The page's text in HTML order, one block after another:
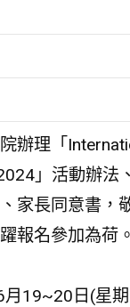
辦理「
」活動辦法
家長同意書，
報名參加為荷。
19~20日(星